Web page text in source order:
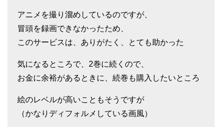
アニメを撮り溜めしているのですが、
冒頭を録画できなかったため、
このサービスは、ありがたく、とても助かった
気になるところで、2巻に続くので、
お金に余裕があるときに、続巻も購入したいところ
絵のレベルが高いこともそうですが
（かなりディフォルメしている画風）